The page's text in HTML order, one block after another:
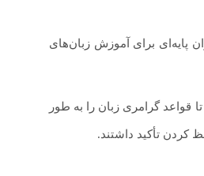
پایه‌ای برای آموزش زبان‌های
تا قواعد گرامری زبان را به طور
کردن تأکید داشتند.